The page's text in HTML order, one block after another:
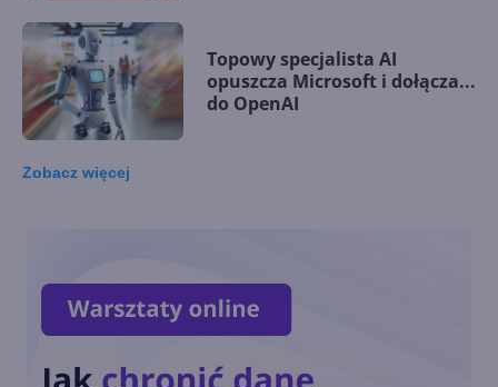
Topowy specjalista AI
opuszcza Microsoft i dołącza...
do OpenAI
Microsoft Ignite 2024
Zobacz więcej